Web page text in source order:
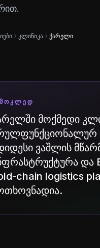
კლინიკა ქარელი
ᲛᲝᲙᲚᲔᲓ
მოქმედი
ვაშლის
და
chain logistics